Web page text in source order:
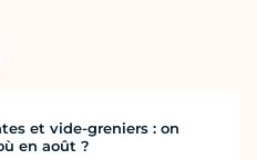
et vide-greniers : on
en août ?